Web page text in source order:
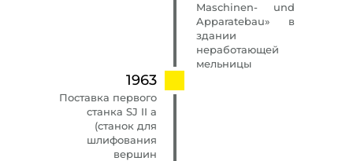
Maschinen- und
Apparatebau» в
здании
неработающей
мельницы
1963
Поставка первого
станка SJ II a
(станок для
шлифования
вершин